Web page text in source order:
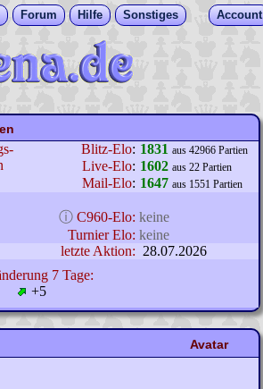
Forum Hilfe Sonstiges Account
Blitz-Elo: 1831 aus 42966 Partien
Live-Elo: 1602 aus 22 Partien
Mail-Elo: 1647 aus 1551 Partien
ⓘ C960-Elo: keine
Turnier Elo: keine
letzte Aktion: 28.07.2026
7 Tage:
+5
Avatar